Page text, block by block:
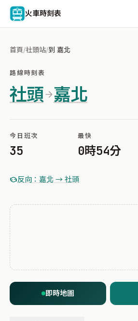
火車時刻表
首頁/社頭站/到 嘉北
路線時刻表
社頭 嘉北
今日班次
35
最快
0時54分
反向：嘉北 → 社頭
即時地圖